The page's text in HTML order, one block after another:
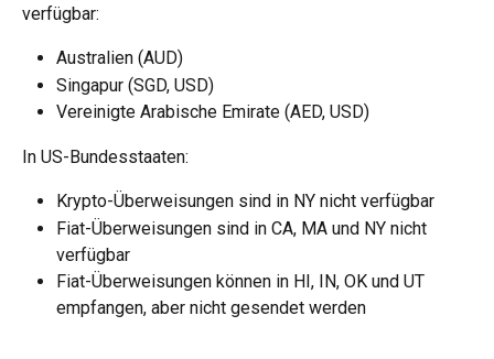
verfügbar:
Australien (AUD)
Singapur (SGD, USD)
Vereinigte Arabische Emirate (AED, USD)
In US-Bundesstaaten:
Krypto-Überweisungen sind in NY nicht verfügbar
Fiat-Überweisungen sind in CA, MA und NY nicht
verfügbar
Fiat-Überweisungen können in HI, IN, OK und UT
empfangen, aber nicht gesendet werden